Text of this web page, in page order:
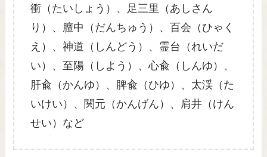
衝（たいしょう）、足三里（あしさん
り）、膻中（だんちゅう）、百会（ひゃく
え）、神道（しんどう）、霊台（れいだ
い）、至陽（しよう）、心兪（しんゆ）、
肝兪（かんゆ）、脾兪（ひゆ）、太渓（た
いけい）、関元（かんげん）、肩井（けん
せい）など